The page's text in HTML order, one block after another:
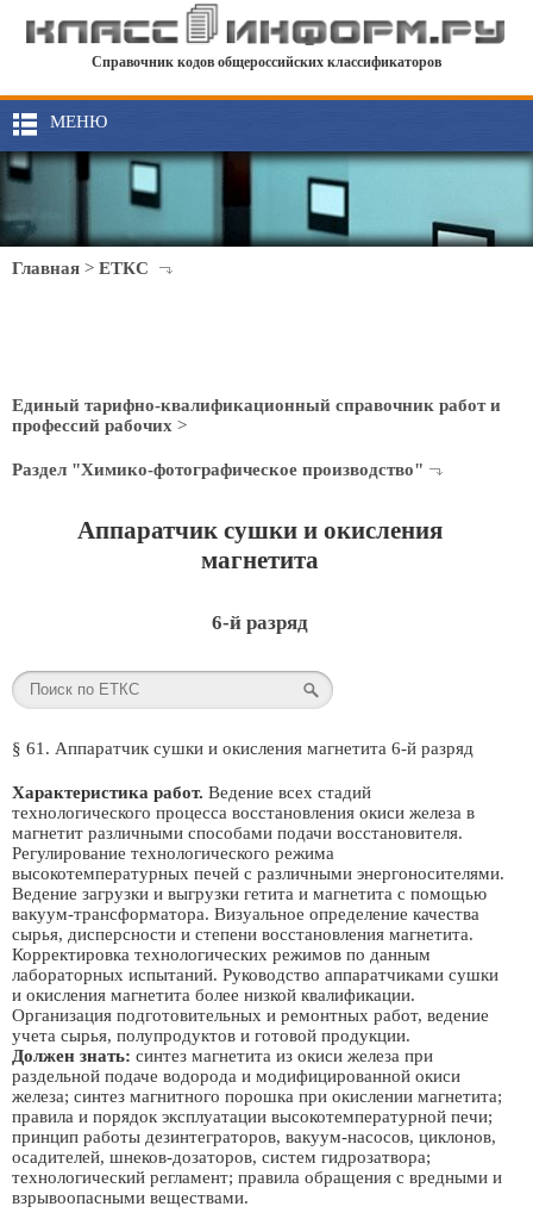
Справочник кодов общероссийских классификаторов
МЕНЮ
Главная > ЕТКС
Единый тарифно-квалификационный справочник работ и
профессий рабочих >
Раздел "Химико-фотографическое производство"
Аппаратчик сушки и окисления
магнетита
6-й разряд
§ 61. Аппаратчик сушки и окисления магнетита 6-й разряд
Характеристика работ. Ведение всех стадий
технологического процесса восстановления окиси железа в
магнетит различными способами подачи восстановителя.
Регулирование технологического режима
высокотемпературных печей с различными энергоносителями.
Ведение загрузки и выгрузки гетита и магнетита с помощью
вакуум-трансформатора. Визуальное определение качества
сырья, дисперсности и степени восстановления магнетита.
Корректировка технологических режимов по данным
лабораторных испытаний. Руководство аппаратчиками сушки
и окисления магнетита более низкой квалификации.
Организация подготовительных и ремонтных работ, ведение
учета сырья, полупродуктов и готовой продукции.
Должен знать: синтез магнетита из окиси железа при
раздельной подаче водорода и модифицированной окиси
железа; синтез магнитного порошка при окислении магнетита;
правила и порядок эксплуатации высокотемпературной печи;
принцип работы дезинтеграторов, вакуум-насосов, циклонов,
осадителей, шнеков-дозаторов, систем гидрозатвора;
технологический регламент; правила обращения с вредными и
взрывоопасными веществами.